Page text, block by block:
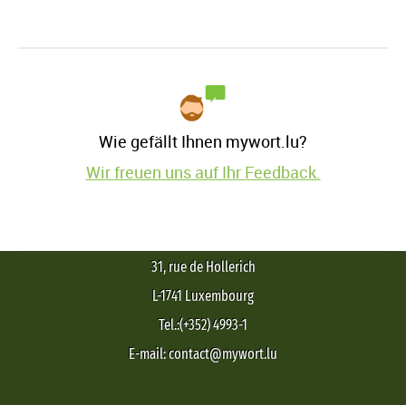
Wie gefällt Ihnen mywort.lu?
Wir freuen uns auf Ihr Feedback.
31, rue de Hollerich
L-1741 Luxembourg
Tel.:(+352) 4993-1
E-mail: contact@mywort.lu